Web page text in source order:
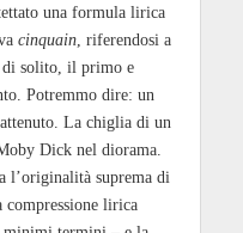
una formula lirica
cinquain, riferendosi a
di solito, il primo e
Potremmo dire: un
La chiglia di un
Dick nel diorama.
l’originalità suprema di
compressione lirica